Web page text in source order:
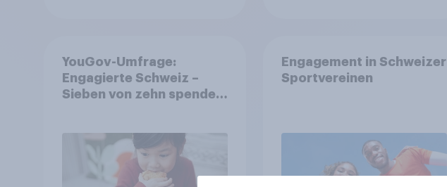
YouGov-Umfrage:
Engagierte Schweiz –
Sieben von zehn spenden,
Engagement in Schweizer
Sportvereinen